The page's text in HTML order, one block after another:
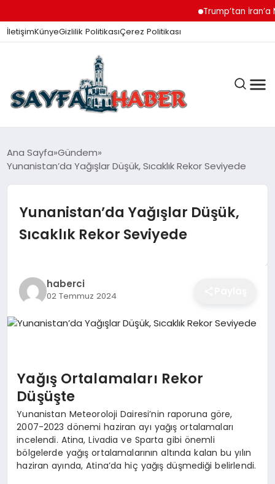
Trump’tan İran’a
İletişimKünyeGizlilik PolitikasıÇerez Politikası
ANA SAYFA
İZMIR HABERLERI
EĞITIM
SAĞLIK
SPOR
YAŞAM
Ana Sayfa Gündem
Yunanistan’da Yağışlar Düşük, Sıcaklık Rekor Seviyede
Yunanistan’da Yağışlar Düşük,
Sıcaklık Rekor Seviyede
haberci
02 Temmuz 2024
Yağış Ortalamaları Rekor
Düşüşte
Yunanistan Meteoroloji Dairesi’nin raporuna göre,
2007-2023 dönemi haziran ayı yağış ortalamaları
incelendi. Atina, Livadia ve Sparta gibi önemli
bölgelerde yağış ortalamalarının altında kalan bu yılın
haziran ayında, Atina’da hiç yağış düşmediği belirlendi.